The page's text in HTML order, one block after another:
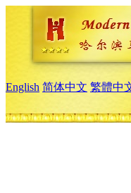
English 简体中文 繁體中